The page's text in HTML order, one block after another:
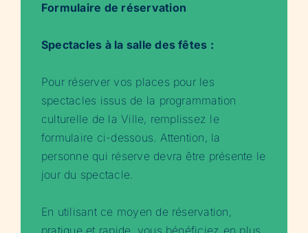
Formulaire de réservation
Spectacles à la salle des fêtes :
Pour réserver vos places pour les
spectacles issus de la programmation
culturelle de la Ville, remplissez le
formulaire ci-dessous. Attention, la
personne qui réserve devra être présente le
jour du spectacle.
En utilisant ce moyen de réservation,
pratique et rapide, vous bénéficiez en plus